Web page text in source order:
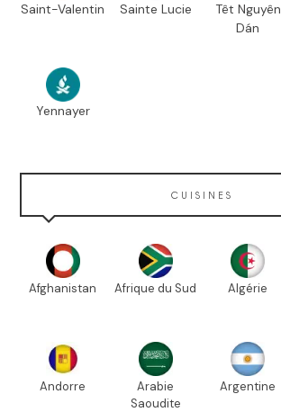
Saint-Valentin Sainte Lucie
Têt Nguyên
Dán
Yennayer
CUISINES
Afghanistan Afrique du Sud Algérie
Andorre
Arabie
Saoudite
Argentine